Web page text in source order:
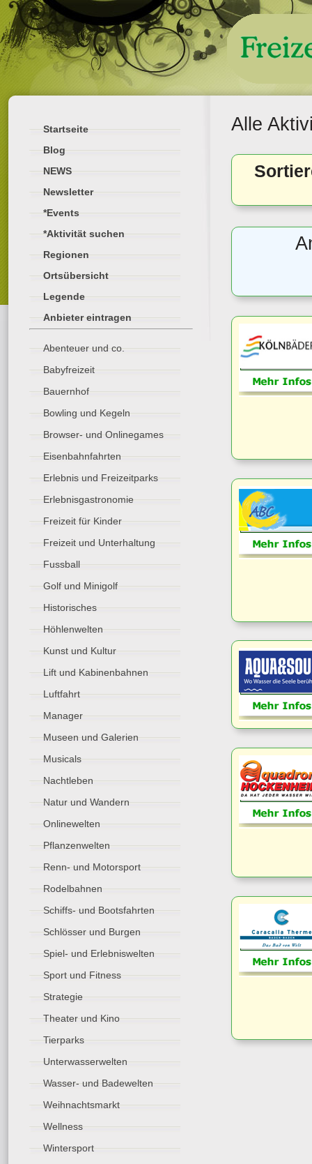
Startseite
Blog
NEWS
Newsletter
*Events
*Aktivität suchen
Regionen
Ortsübersicht
Legende
Anbieter eintragen
Abenteuer und co.
Babyfreizeit
Bauernhof
Bowling und Kegeln
Browser- und Onlinegames
Eisenbahnfahrten
Erlebnis und Freizeitparks
Erlebnisgastronomie
Freizeit für Kinder
Freizeit und Unterhaltung
Fussball
Golf und Minigolf
Historisches
Höhlenwelten
Kunst und Kultur
Lift und Kabinenbahnen
Luftfahrt
Manager
Museen und Galerien
Musicals
Nachtleben
Natur und Wandern
Onlinewelten
Pflanzenwelten
Renn- und Motorsport
Rodelbahnen
Schiffs- und Bootsfahrten
Schlösser und Burgen
Spiel- und Erlebniswelten
Sport und Fitness
Strategie
Theater und Kino
Tierparks
Unterwasserwelten
Wasser- und Badewelten
Weihnachtsmarkt
Wellness
Wintersport
Alle